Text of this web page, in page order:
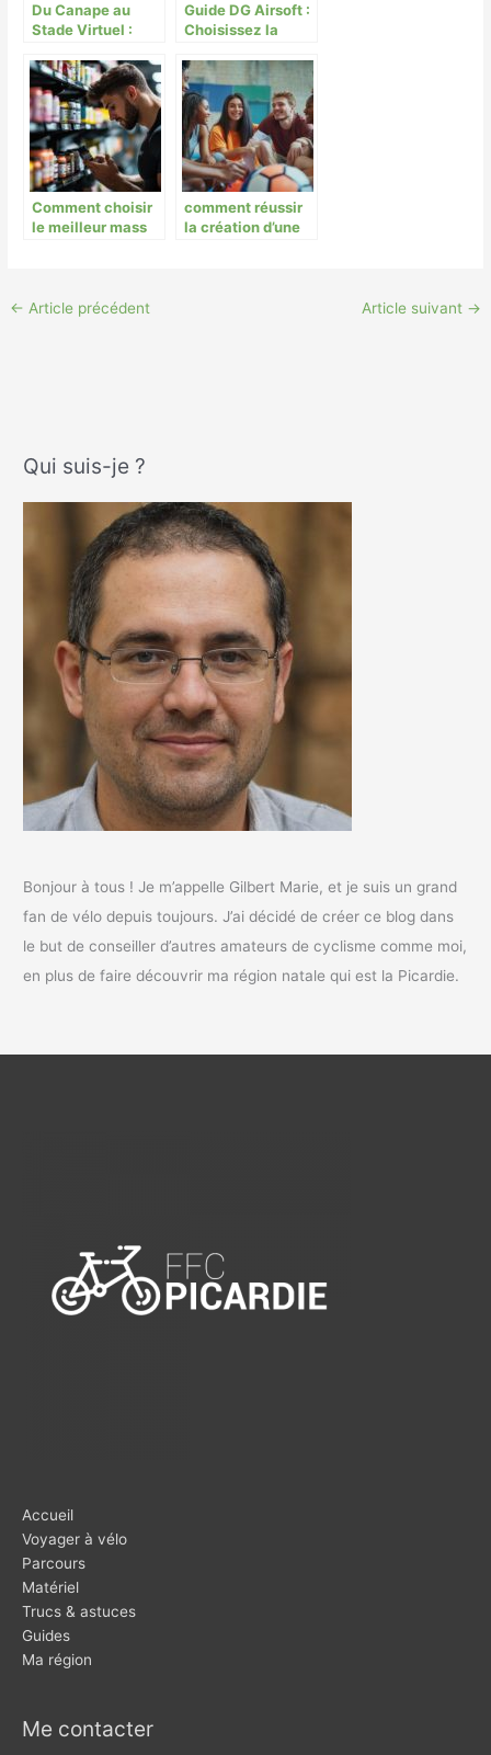
Du Canape au
Stade Virtuel :
Regarder le Sport
en Direct avec
d’Autres
Passionnes
Guide DG Airsoft :
Choisissez la
de pistolet pour
debuter en airsoft
Comment choisir
le meilleur mass
comment réussir
la création d’une
← Article précédent Article suivant →
Qui suis-je ?
Bonjour à tous ! Je m’appelle Gilbert Marie, et je suis un grand
fan de vélo depuis toujours. J’ai décidé de créer ce blog dans
le but de conseiller d’autres amateurs de cyclisme comme moi,
en plus de faire découvrir ma région natale qui est la Picardie.
Accueil
Voyager à vélo
Parcours
Matériel
Trucs & astuces
Guides
Ma région
Me contacter